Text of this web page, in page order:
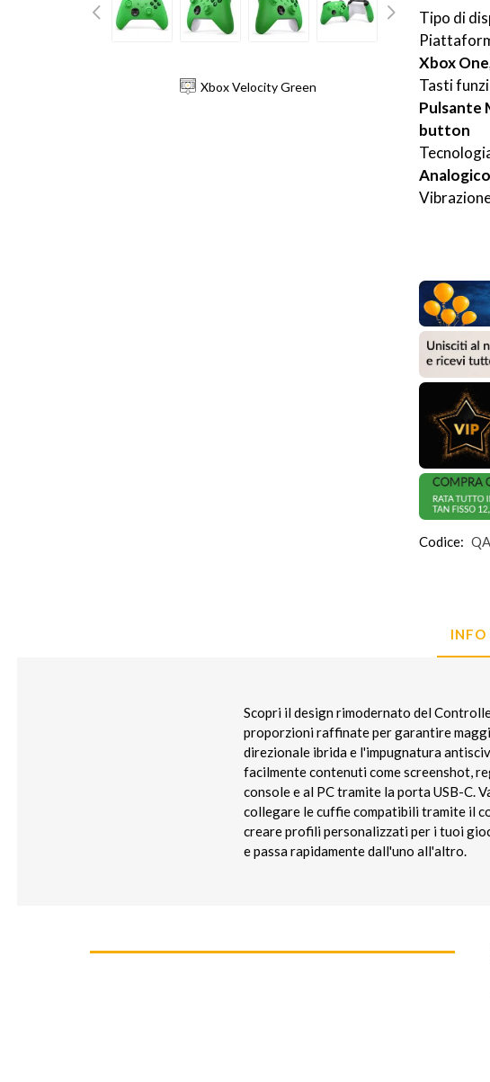
Xbox Velocity Green
Tipo di
Xbox
Tasti
Pulsante
button
Codice:
INFO
Scopri il design rimodernato del
proporzioni raffinate per garantire
direzionale ibrida e l'impugnatura
facilmente contenuti come screenshot,
console e al PC tramite la porta USB-C.
collegare le cuffie compatibili tramite il
creare profili personalizzati per i tuoi
e passa rapidamente dall'uno all'altro.